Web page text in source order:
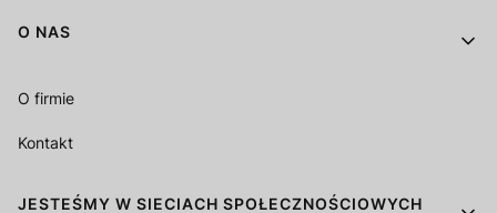
O NAS
O firmie
Kontakt
JESTEŚMY W SIECIACH SPOŁECZNOŚCIOWYCH